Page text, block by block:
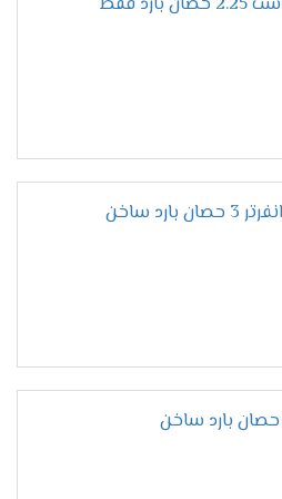
الجاف
اليكتريك بشكل دائم للحفاظ
إزالة الرطوبة من الهواء والغرفة
يستنشق هواء صحي ومكيف
الهواء
علي الكثير من الخواص
ساخن